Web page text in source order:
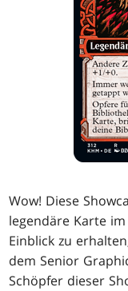
Wow! Diese
legendäre Karte
Einblick zu
dem Senior
Schöpfer dieser